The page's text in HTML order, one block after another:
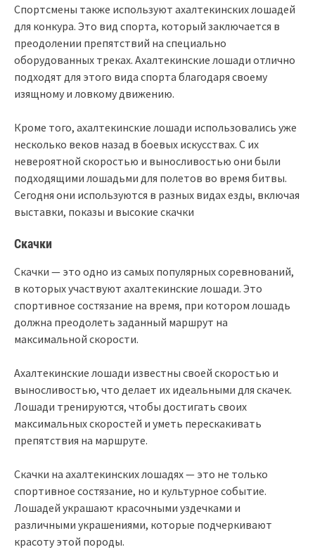
Спортсмены также используют ахалтекинских лошадей
для конкура. Это вид спорта, который заключается в
преодолении препятствий на специально
оборудованных треках. Ахалтекинские лошади отлично
подходят для этого вида спорта благодаря своему
изящному и ловкому движению.
Кроме того, ахалтекинские лошади использовались уже
несколько веков назад в боевых искусствах. С их
невероятной скоростью и выносливостью они были
подходящими лошадьми для полетов во время битвы.
Сегодня они используются в разных видах езды, включая
выставки, показы и высокие скачки
Скачки
Скачки — это одно из самых популярных соревнований,
в которых участвуют ахалтекинские лошади. Это
спортивное состязание на время, при котором лошадь
должна преодолеть заданный маршрут на
максимальной скорости.
Ахалтекинские лошади известны своей скоростью и
выносливостью, что делает их идеальными для скачек.
Лошади тренируются, чтобы достигать своих
максимальных скоростей и уметь перескакивать
препятствия на маршруте.
Скачки на ахалтекинских лошадях — это не только
спортивное состязание, но и культурное событие.
Лошадей украшают красочными уздечками и
различными украшениями, которые подчеркивают
красоту этой породы.